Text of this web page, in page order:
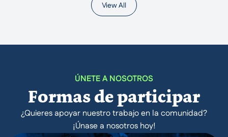
View All
ÚNETE A NOSOTROS
Formas de participar
¿Quieres apoyar nuestro trabajo en la comunidad?
¡Únase a nosotros hoy!